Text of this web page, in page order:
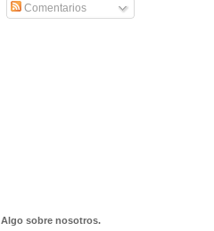
Comentarios
Algo sobre nosotros.